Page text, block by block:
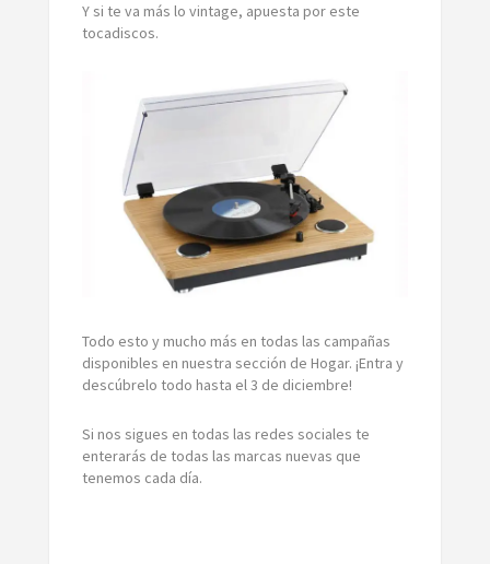
Y si te va más lo vintage, apuesta por este
tocadiscos.
Todo esto y mucho más en todas las campañas
disponibles en nuestra sección de Hogar. ¡Entra y
descúbrelo todo hasta el 3 de diciembre!
Si nos sigues en todas las redes sociales te
enterarás de todas las marcas nuevas que
tenemos cada día.